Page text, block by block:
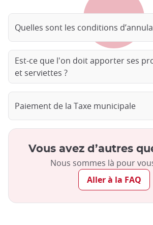
Quelles sont les conditions
Est-ce que l'on doit apporter ses
et serviettes ?
Paiement de la Taxe municipale
Vous avez d’autres
Nous sommes là pour
Aller à la FAQ